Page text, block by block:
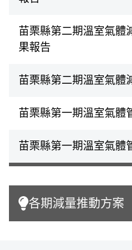
苗栗縣第二期溫室氣體
果報告
苗栗縣第二期溫室氣體
苗栗縣第一期溫室氣體
苗栗縣第一期溫室氣體
各期減量推動方案